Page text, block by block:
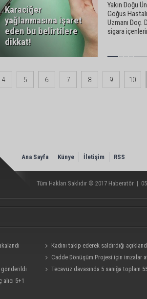
Karaciğer
yağlanmasına işaret
eden bu belirtilere
dikkat!
Yakın Doğu
Göğüs
Uzmanı Doç.
sigara
4 5 6 7 8 9 10
Ana Sayfa Künye İletişim RSS
Tüm Hakları Saklıdır © 2017 Haberatör |
Kadını takip ederek saldırdığı
Cadde Dönüşüm Projesi için imzalar
gönderildi
Tecavüz davasında 5 sanığa toplam
5+1